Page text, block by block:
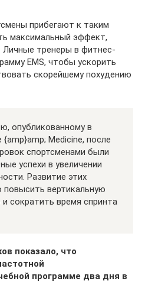
прибегают к таким
максимальный эффект,
Личные тренеры в фитнес-
EMS, чтобы ускорить
скорейшему похудению
опубликованному в
Medicine, после
спортсменами были
успехи в увеличении
Развитие этих
повысить вертикальную
сократить время спринта
показало, что
программе два дня в